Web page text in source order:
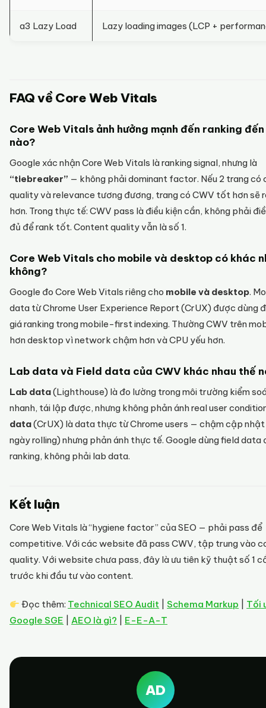
a3 Lazy Load Lazy loading images (LCP +
FAQ về Core Web Vitals
Core Web Vitals ảnh hưởng mạnh đến ranking
nào?
Google xác nhận Core Web Vitals là ranking signal, nhưng là
“tiebreaker” — không phải dominant factor. Nếu 2 trang có
quality và relevance tương đương, trang có CWV tốt hơn sẽ
hơn. Trong thực tế: CWV pass là điều kiện cần, không phải
đủ để rank tốt. Content quality vẫn là số 1.
Core Web Vitals cho mobile và desktop có khác
không?
Google đo Core Web Vitals riêng cho mobile và desktop.
data từ Chrome User Experience Report (CrUX) được dùng
giá ranking trong mobile-first indexing. Thường CWV trên
hơn desktop vì network chậm hơn và CPU yếu hơn.
Lab data và Field data của CWV khác nhau thế
Lab data(Lighthouse) là đo lường trong môi trường kiểm
nhanh, tái lập được, nhưng không phản ánh real user
data(CrUX) là data thực từ Chrome users — chậm cập
ngày rolling) nhưng phản ánh thực tế. Google dùng field data
ranking, không phải lab data.
Kết luận
Core Web Vitals là “hygiene factor” của SEO — phải pass để
competitive. Với các website đã pass CWV, tập trung vào
quality. Với website chưa pass, đây là ưu tiên kỹ thuật số 1
trước khi đầu tư vào content.
Đọc thêm: Technical SEO Audit Schema Markup
Tối
Google SGE
AEO là gì? E-E-A-T
AD